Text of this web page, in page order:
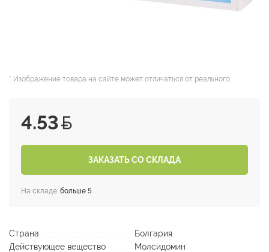
* Изображение товара на сайте может отличаться от реального.
4.53
ЗАКАЗАТЬ СО СКЛАДА
На складе: больше 5
Страна
Болгария
Действующее вещество
Молсидомин